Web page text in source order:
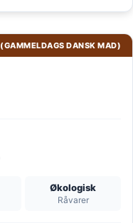
DANSK MAD)
Økologisk
Råvarer